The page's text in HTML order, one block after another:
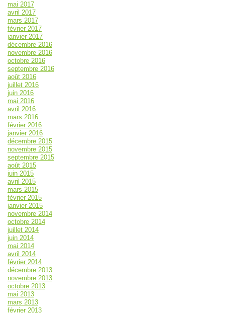
mai 2017
avril 2017
mars 2017
février 2017
janvier 2017
décembre 2016
novembre 2016
octobre 2016
septembre 2016
août 2016
juillet 2016
juin 2016
mai 2016
avril 2016
mars 2016
février 2016
janvier 2016
décembre 2015
novembre 2015
septembre 2015
août 2015
juin 2015
avril 2015
mars 2015
février 2015
janvier 2015
novembre 2014
octobre 2014
juillet 2014
juin 2014
mai 2014
avril 2014
février 2014
décembre 2013
novembre 2013
octobre 2013
mai 2013
mars 2013
février 2013